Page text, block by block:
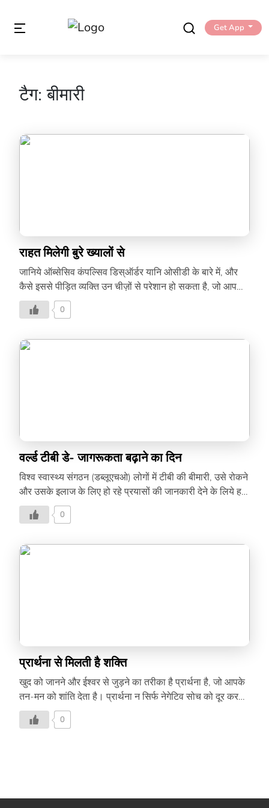
Get App
टैग:बीमारी
राहत मिलेगी बुरे ख्यालों से
जानिये ऑब्सेसिव कंपल्सिव डिस्ऑर्डर यानि ओसीडी के बारे में, और
कैसे इससे पीड़ित व्यक्ति उन चीज़ों से परेशान हो सकता है, जो आपके
लिये सामान्य हैं।
0
वर्ल्ड टीबी डे- जागरूकता बढ़ाने का दिन
विश्व स्वास्थ्य संगठन (डब्लूएचओ) लोगों में टीबी की बीमारी, उसे रोकने
और उसके इलाज के लिए हो रहे प्रयासों की जानकारी देने के लिये हर
साल 24 मार्च को ‘वर्ल्ड ट्यूबरक्लोसिस डे’ मनाता है। हर साल
डब्लूएचओ एक थीम की घोषणा करता है और इस साल की थीम है ‘इट्स
लगभग 1.7 मिलियन लोग मौत की चपेट में आते हैं और यह दुनिया में
0
प्रार्थना से मिलती है शक्ति
खुद को जानने और ईश्वर से जुड़ने का तरीका है प्रार्थना है, जो आपके
तन-मन को शांति देता है। प्रार्थना न सिर्फ नेगेटिव सोच को दूर करके
जीवन को पॉज़िटिव बनाता है, बल्कि इसके और भी बहुत से फायदे हैं।
सच्चे मन से की गई प्रार्थना से ईश्वर तो प्रसन्न होते ही हैं, साथ ही
0